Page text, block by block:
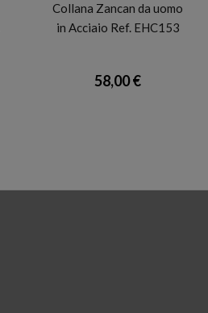
Collana Zancan da uomo
in Acciaio Ref. EHC153
58,00 €